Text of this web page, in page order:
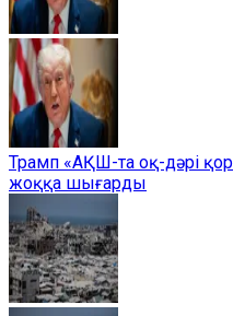
Трамп «АҚШ-та оқ-дәрі
жоққа шығарды